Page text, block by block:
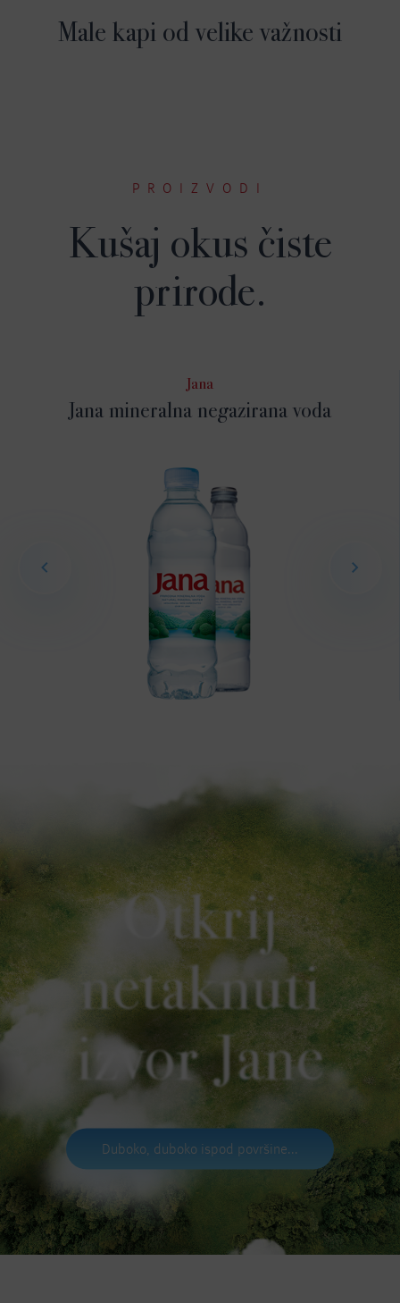
Male kapi od velike važnosti
PROIZVODI
Kušaj okus čiste
prirode.
Jana
Jana mineralna negazirana voda
Otkrij
netaknuti
izvor Jane
Duboko, duboko ispod površine...